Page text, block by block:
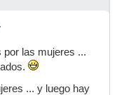
por las mujeres ...
... y luego hay